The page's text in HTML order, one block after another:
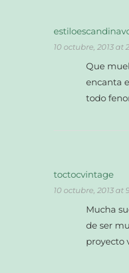
10 octubre, 2013 at
Que
encanta
todo
toctocvintage
10 octubre, 2013 at
Mucha
de ser
proyecto